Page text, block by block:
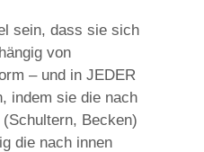
sein, dass sie sich
von
– und in JEDER
indem sie die nach
Becken)
die nach innen